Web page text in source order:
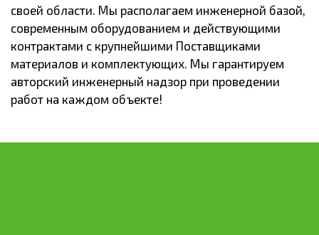
своей области. Мы располагаем инженерной базой,
современным оборудованием и действующими
контрактами с крупнейшими Поставщиками
материалов и комплектующих. Мы гарантируем
авторский инженерный надзор при проведении
работ на каждом объекте!